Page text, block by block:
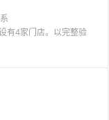
有4家门店。以完整验